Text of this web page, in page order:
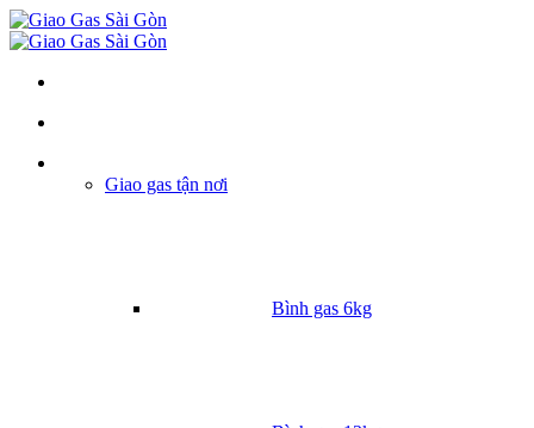
Giao gas tận nơi
Bình gas 6kg